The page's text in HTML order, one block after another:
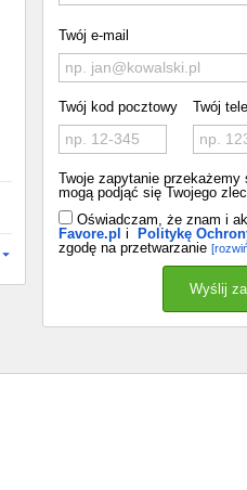
Twój e-mail
Twój kod pocztowy Twój
Twoje zapytanie
mogą podjąć się Twojego
Oświadczam, że znam i
Favore.pl i Politykę
zgodę na przetwarzanie